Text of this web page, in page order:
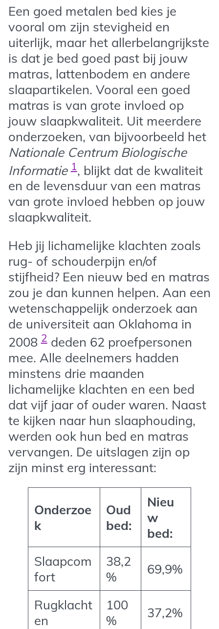
Een goed metalen bed kies je
vooral om zijn stevigheid en
uiterlijk, maar het allerbelangrijkste
is dat je bed goed past bij jouw
matras, lattenbodem en andere
slaapartikelen. Vooral een goed
matras is van grote invloed op
jouw slaapkwaliteit. Uit meerdere
onderzoeken, van bijvoorbeeld het
Nationale Centrum Biologische
Informatie1, blijkt dat de kwaliteit
en de levensduur van een matras
van grote invloed hebben op jouw
slaapkwaliteit.
Heb jij lichamelijke klachten zoals
rug- of schouderpijn en/of
stijfheid? Een nieuw bed en matras
zou je dan kunnen helpen. Aan een
wetenschappelijk onderzoek aan
de universiteit aan Oklahoma in
20082deden 62 proefpersonen
mee. Alle deelnemers hadden
minstens drie maanden
lichamelijke klachten en een bed
dat vijf jaar of ouder waren. Naast
te kijken naar hun slaaphouding,
werden ook hun bed en matras
vervangen. De uitslagen zijn op
zijn minst erg interessant:
Onderzoe
k
Oud
bed:
Nieu
w
bed:
Slaapcom
fort
38,2
%
69,9%
Rugklacht
en
100
%
37,2%